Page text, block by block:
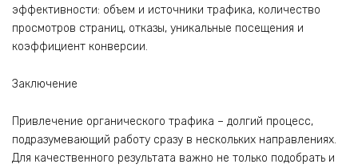
эффективности: объем и источники трафика, количество
просмотров страниц, отказы, уникальные посещения и
коэффициент конверсии.
Заключение
Привлечение органического трафика – долгий процесс,
подразумевающий работу сразу в нескольких направлениях.
Для качественного результата важно не только подобрать и